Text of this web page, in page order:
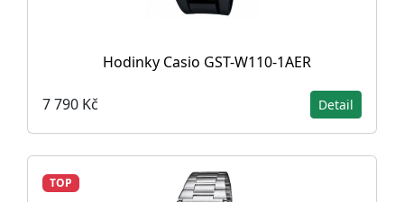
Hodinky Casio GST-W110-1AER
7 790 Kč Detail
TOP